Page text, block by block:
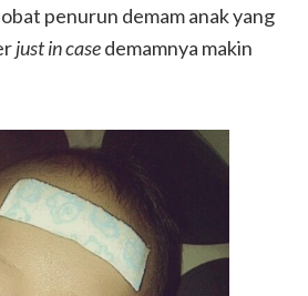
penurun demam anak yang
just in casedemamnya makin